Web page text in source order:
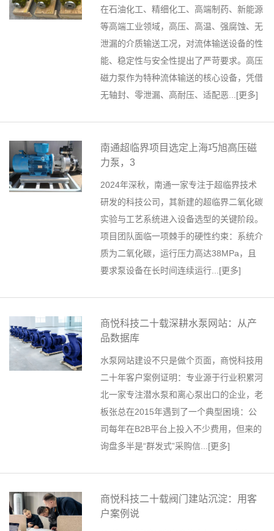
在石油化工、精细化工、高端制药、新能源
等高端工业领域，高压、高温、强腐蚀、无
泄漏的介质输送工况，对流体输送设备的性
能、稳定性与安全性提出了严苛要求。高压
磁力泵作为特种流体输送的核心设备，凭借
无轴封、零泄漏、高耐压、适配恶...[更多]
南通超临界项目选定上海巧旭高压磁
力泵，3
2024年深秋，南通一家专注于超临界技术
研发的科技公司，其新建的超临界二氧化碳
实验与工艺系统进入设备选型的关键阶段。
项目团队面临一项棘手的硬性约束：系统介
质为二氧化碳，运行压力高达38MPa，且
要求泵设备在长时间连续运行...[更多]
商悦科技二十载深耕水泵网站：从产
品数据库
水泵网站建设不只是做个页面，商悦科技用
二十年客户案例证明：专业源于行业积累河
北一家专注潜水泵和离心泵出口的企业，老
板张总在2015年遇到了一个典型困境：公
司每年在B2B平台上投入不少费用，但来的
询盘多半是“群发式”采购信...[更多]
商悦科技二十载阀门建站沉淀：用客
户案例说